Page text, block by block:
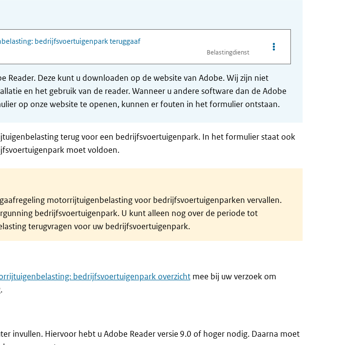
bedrijfsvoertuigenpark teruggaaf
Belastingdienst
Opties van bestand
Reader. Deze kunt u downloaden op de website van Adobe. Wij zijn niet
en het gebruik van de reader. Wanneer u andere software dan de Adobe
op onze website te openen, kunnen er fouten in het formulier ontstaan.
terug voor een bedrijfsvoertuigenpark. In het formulier staat ook
moet voldoen.
motorrijtuigenbelasting voor bedrijfsvoertuigenparken vervallen.
bedrijfsvoertuigenpark. U kunt alleen nog over de periode tot
terugvragen voor uw bedrijfsvoertuigenpark.
bedrijfsvoertuigenpark overzichtmee bij uw verzoek om
invullen. Hiervoor hebt u Adobe Reader versie 9.0 of hoger nodig. Daarna moet